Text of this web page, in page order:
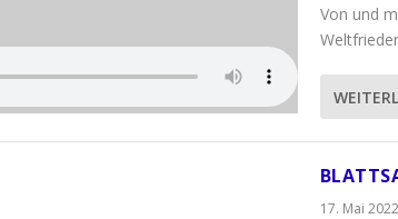
Von und
17. Mai 2022